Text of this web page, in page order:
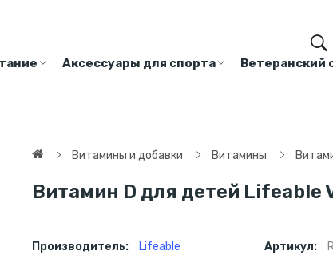
Аксессуары для спорта Ветеранский
Витамины и добавки Витамины
Витамин D для детей Lifeable
Производитель: Lifeable Артикул: